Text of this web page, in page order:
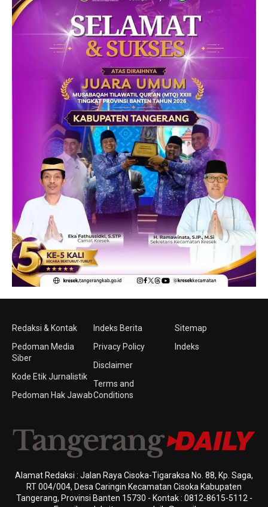
Redaksi & Kontak
Pedoman Media
Siber
Kode Etik Jurnalistik
Pedoman Hak Jawab
Indeks Berita
Privacy Policy
Disclaimer
Terms and
Conditions
Sitemap
Indeks
Alamat Redaksi : Jalan Raya Cisoka-Tigaraksa No. 88, Kp. Saga,
RT 004/004, Desa Caringin Kecamatan Cisoka Kabupaten
Tangerang, Provinsi Banten 15730 - Kontak : 0812-8615-5112 -